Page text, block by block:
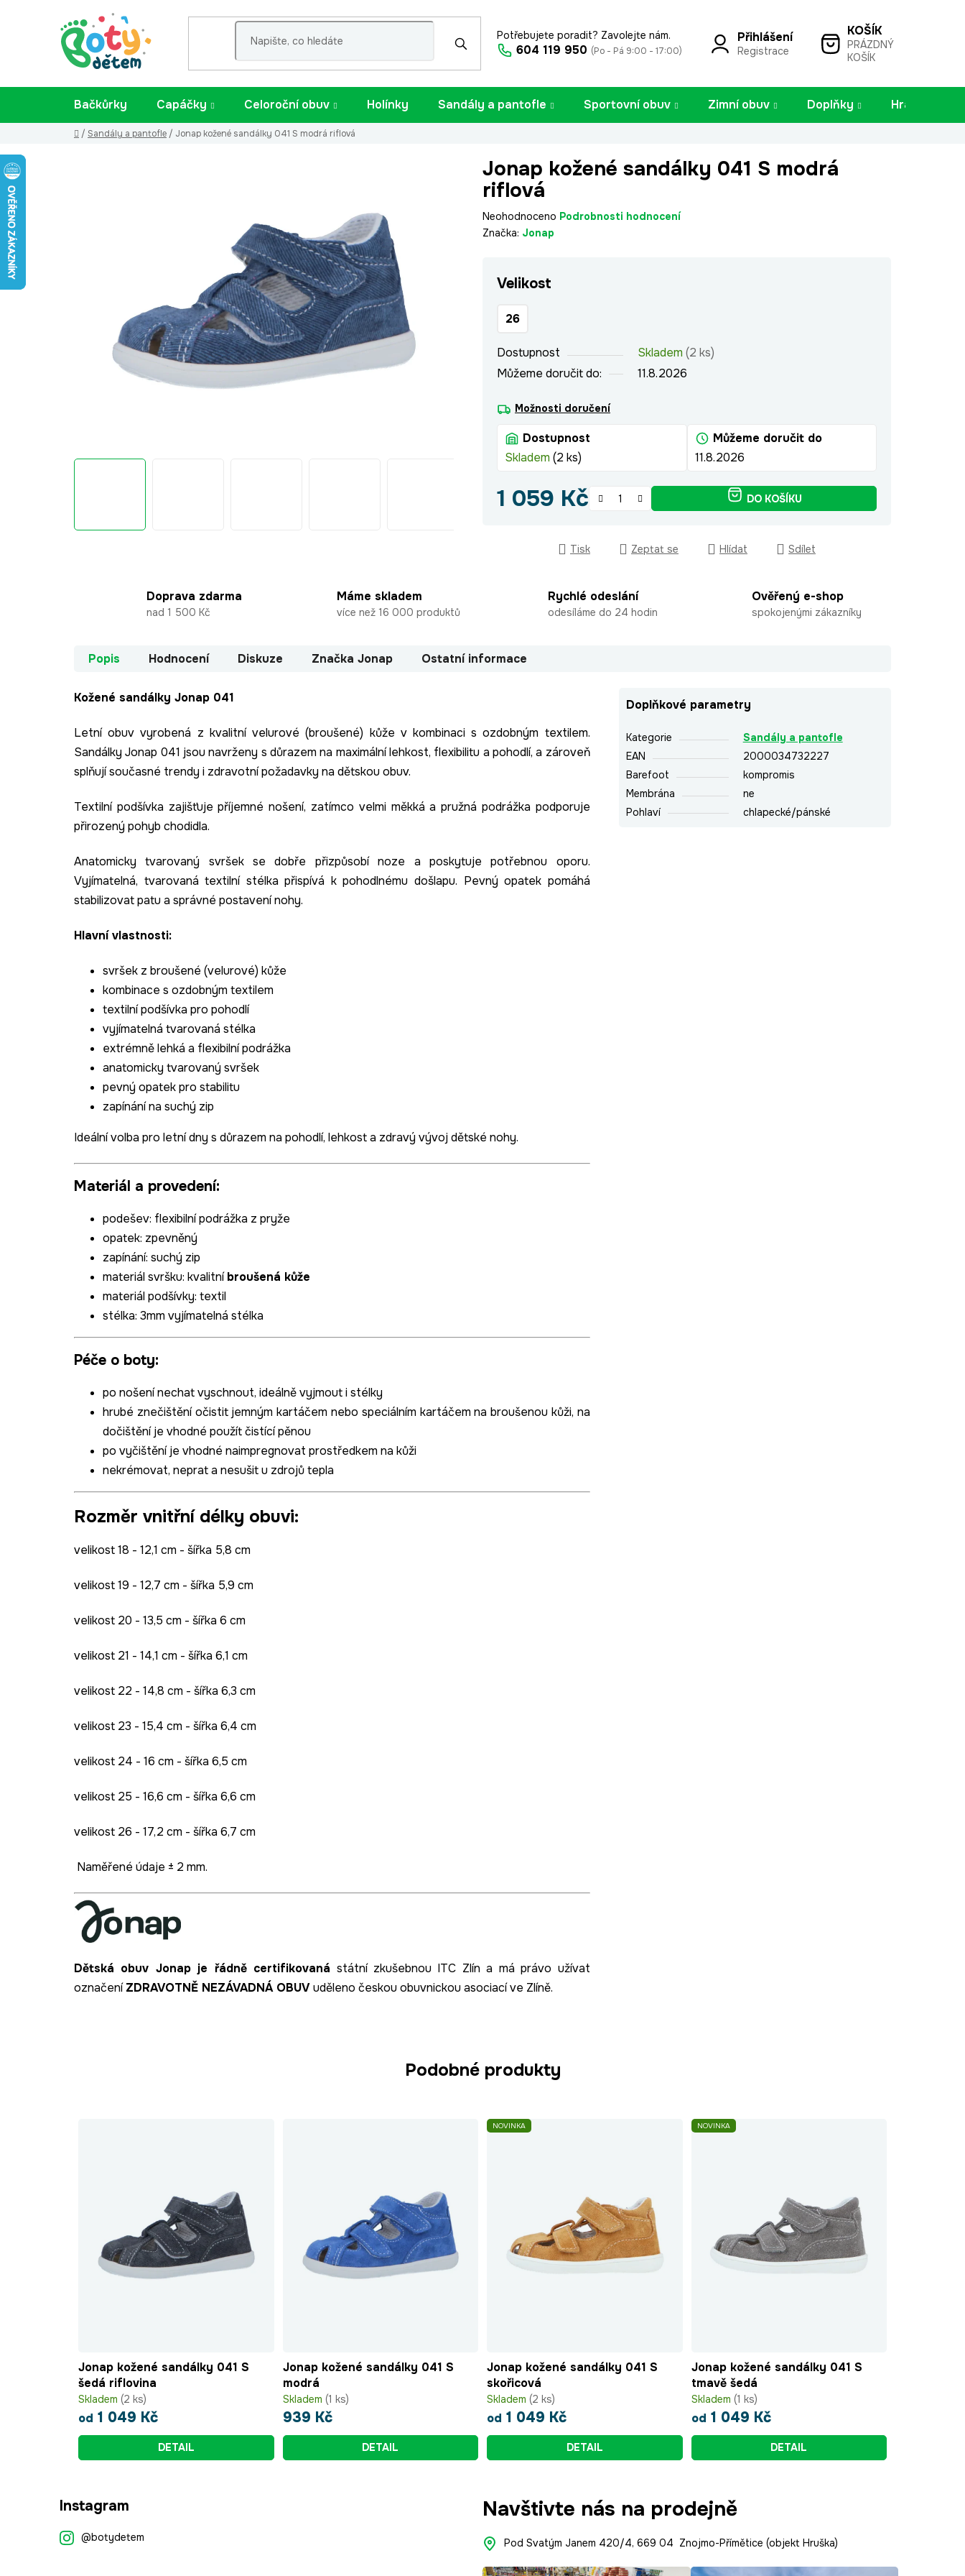
Potřebujete poradit? Zavolejte nám.
604 119 950 (Po - Pá 9:00 - 17:00)
Přihlášení
Registrace
NÁKUPNÍ
KOŠÍK
PRÁZDNÝ
KOŠÍK
Bačkůrky Capáčky Celoroční obuv Holínky Sandály a pantofle Sportovní obuv Zimní obuv Doplňky Hračky
Domů
/ Sandály a pantofle / Jonap kožené sandálky 041 S modrá riflová
Jonap kožené sandálky 041 S modrá
riflová
Průměrné
hodnocení
0,0
Neohodnoceno Podrobnosti hodnocení
Značka: Jonap
Velikost
26
Dostupnost Skladem (2 ks)
Můžeme doručit do:
11.8.2026
Možnosti doručení
Dostupnost
Skladem (2 ks)
Můžeme doručit do
11.8.2026
1 059 Kč DO KOŠÍKU
Tisk Zeptat se Hlídat Sdílet
Doprava zdarma
nad 1 500 Kč
Máme skladem
více než 16 000 produktů
Rychlé odeslání
odesíláme do 24 hodin
Ověřený e-shop
spokojenými zákazníky
Popis Hodnocení Diskuze Značka Jonap Ostatní informace
Kožené sandálky Jonap 041
Letní obuv vyrobená z kvalitní velurové (broušené) kůže v kombinaci s ozdobným textilem.
Sandálky Jonap 041 jsou navrženy s důrazem na maximální lehkost, flexibilitu a pohodlí, a zároveň
splňují současné trendy i zdravotní požadavky na dětskou obuv.
Textilní podšívka zajišťuje příjemné nošení, zatímco velmi měkká a pružná podrážka podporuje
přirozený pohyb chodidla.
Anatomicky tvarovaný svršek se dobře přizpůsobí noze a poskytuje potřebnou oporu.
Vyjímatelná, tvarovaná textilní stélka přispívá k pohodlnému došlapu. Pevný opatek pomáhá
stabilizovat patu a správné postavení nohy.
Hlavní vlastnosti:
svršek z broušené (velurové) kůže
kombinace s ozdobným textilem
textilní podšívka pro pohodlí
vyjímatelná tvarovaná stélka
extrémně lehká a flexibilní podrážka
anatomicky tvarovaný svršek
pevný opatek pro stabilitu
zapínání na suchý zip
Ideální volba pro letní dny s důrazem na pohodlí, lehkost a zdravý vývoj dětské nohy.
Materiál a provedení:
podešev: flexibilní podrážka z pryže
opatek: zpevněný
zapínání: suchý zip
materiál svršku: kvalitní broušená kůže
materiál podšívky: textil
stélka: 3mm vyjímatelná stélka
Péče o boty:
po nošení nechat vyschnout, ideálně vyjmout i stélky
hrubé znečištění očistit jemným kartáčem nebo speciálním kartáčem na broušenou kůži, na
dočištění je vhodné použít čistící pěnou
po vyčištění je vhodné naimpregnovat prostředkem na kůži
nekrémovat, neprat a nesušit u zdrojů tepla
Rozměr vnitřní délky obuvi:
velikost 18 - 12,1 cm - šířka 5,8 cm
velikost 19 - 12,7 cm - šířka 5,9 cm
velikost 20 - 13,5 cm - šířka 6 cm
velikost 21 - 14,1 cm - šířka 6,1 cm
velikost 22 - 14,8 cm - šířka 6,3 cm
velikost 23 - 15,4 cm - šířka 6,4 cm
velikost 24 - 16 cm - šířka 6,5 cm
velikost 25 - 16,6 cm - šířka 6,6 cm
velikost 26 - 17,2 cm - šířka 6,7 cm
Naměřené údaje ± 2 mm.
Dětská obuv Jonap je řádně certifikovaná státní zkušebnou ITC Zlín a má právo užívat
označeníZDRAVOTNĚ NEZÁVADNÁ OBUVuděleno českou obuvnickou asociací ve Zlíně.
Doplňkové parametry
Kategorie
Sandály a pantofle
EAN
2000034732227
Barefoot
kompromis
Membrána
ne
Pohlaví
chlapecké/pánské
Podobné produkty
Jonap kožené sandálky 041 S
šedá riflovina
Skladem (2 ks)
od 1 049 Kč
DETAIL
Jonap kožené sandálky 041 S
modrá
Skladem (1 ks)
939 Kč
DETAIL
NOVINKA
Jonap kožené sandálky 041 S
skořicová
Skladem (2 ks)
od 1 049 Kč
DETAIL
NOVINKA
Jonap kožené sandálky 041 S
tmavě šedá
Skladem (1 ks)
od 1 049 Kč
DETAIL
Instagram
@botydetem
Navštivte nás na prodejně
Pod Svatým Janem 420/4, 669 04 Znojmo-Přímětice (objekt Hruška)